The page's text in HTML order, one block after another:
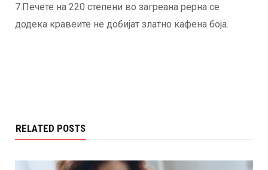
7.Печете на 220 степени во загреана рерна се
додека кравеите не добијат златно кафена боја.
RELATED POSTS